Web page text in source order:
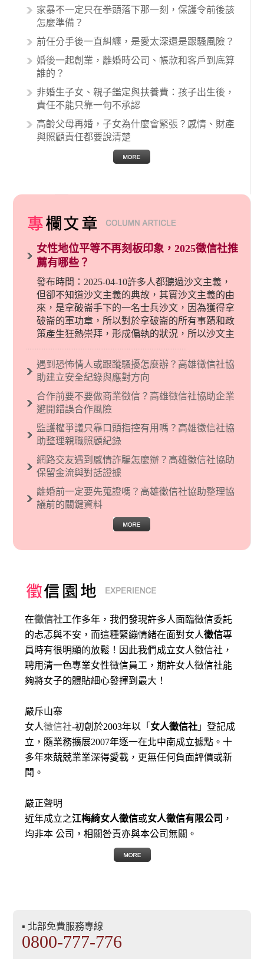
生與病患之間引起的糾紛還是經常發生。很多案
例中最後都走向訴訟流程，我們如果不幸遇到相
的內容其實非常多，有些案例…
家暴不一定只在拳頭落下那一刻，保護令前後該
怎麼準備？
前任分手後一直糾纏，是愛太深還是跟騷風險？
婚後一起創業，離婚時公司、帳款和客戶到底算
誰的？
非婚生子女、親子鑑定與扶養費：孩子出生後，
責任不能只靠一句不承認
高齡父母再婚，子女為什麼會緊張？感情、財產
與照顧責任都要說清楚
女性地位平等不再刻板印象，2025徵信社推
薦有哪些？
發布時間：2025-04-10許多人都聽過沙文主義，
但卻不知道沙文主義的典故，其實沙文主義的由
來，是拿破崙手下的一名士兵沙文，因為獲得拿
破崙的軍功章，所以對於拿破崙的所有事蹟和政
策產生狂熱崇拜，形成偏執的狀況，所以沙文主
義後來就被拿來暗指偏見和歧視，而且有沙文主
義傾向的人，通常對於自己的國家和民族有超強
烈的卓越感，因而瞧不起其他國家的人，所以沙
現了男性沙文…
遇到恐怖情人或跟蹤騷擾怎麼辦？高雄徵信社協
助建立安全紀錄與應對方向
合作前要不要做商業徵信？高雄徵信社協助企業
避開錯誤合作風險
監護權爭議只靠口頭指控有用嗎？高雄徵信社協
助整理親職照顧紀錄
網路交友遇到感情詐騙怎麼辦？高雄徵信社協助
保留金流與對話證據
離婚前一定要先蒐證嗎？高雄徵信社協助整理協
議前的關鍵資料
在徵信社工作多年，我們發現許多人面臨徵信委託
的忐忑與不安，而這種緊繃情緒在面對女人徵信專
員時有很明顯的放鬆！因此我們成立女人徵信社，
聘用清一色專業女性徵信員工，期許女人徵信社能
夠將女子的體貼細心發揮到最大 ！
嚴斥山寨
女人徵信社-初創於2003年以「 女人徵信社 」登記成
立，隨業務擴展2007年逐一在北中南成立據點。十
多年來兢兢業業深得愛載，更無任何負面評價或新
聞。
嚴正聲明
近年成立之江梅綺女人徵信或女人徵信有限公司 ，
均非本 公司，相關咎責亦與本公司無關。
▪ 北部免費服務專線
0800-777-776